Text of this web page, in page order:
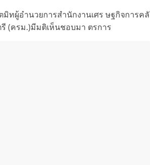
ทผู้อำนวยการสำนักงานเศร ษฐกิจการคลั
(ครม.)มีมติเห็นชอบมา ตรการ